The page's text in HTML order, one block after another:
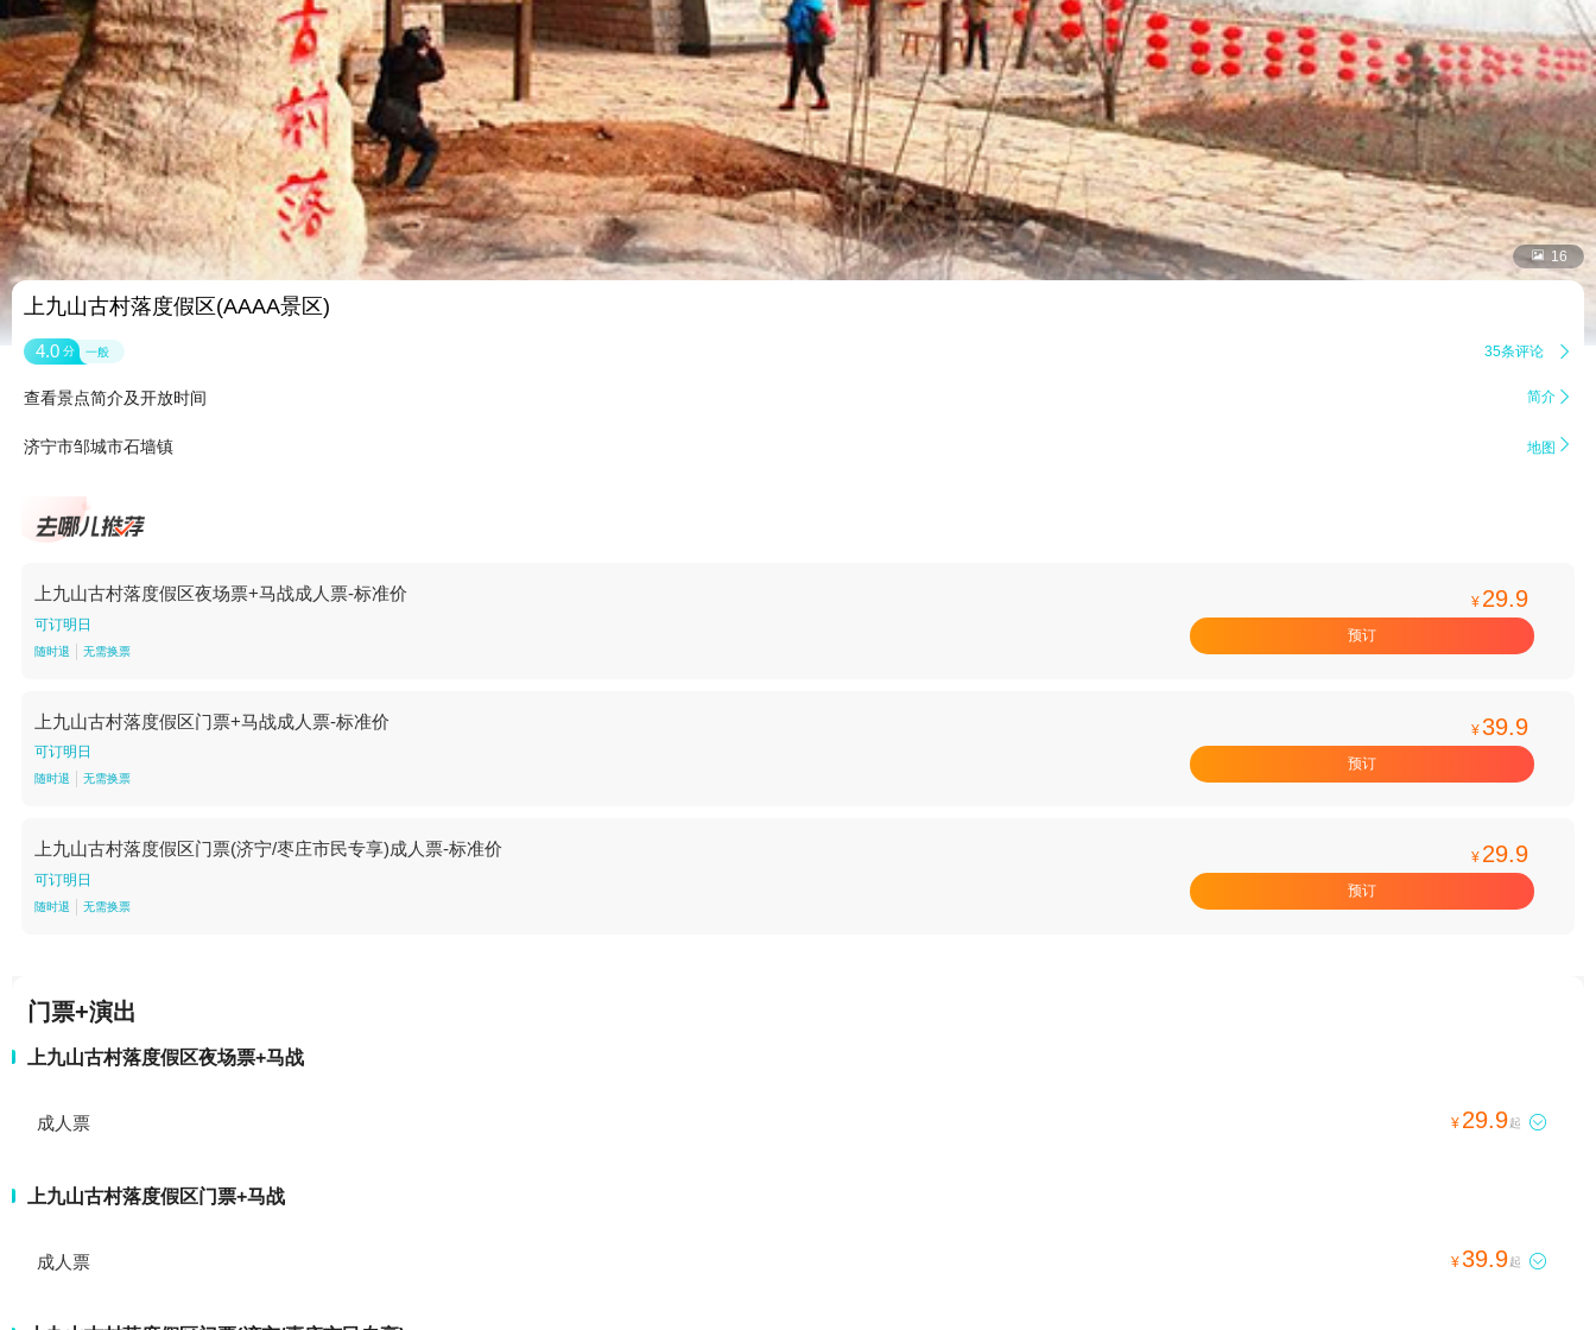
 16
上九山古村落度假区(AAAA景区)
4.0 分 一般 35条评论 
查看景点简介及开放时间 简介 
济宁市邹城市石墙镇 地图 
上九山古村落度假区夜场票+马战成人票-标准价
可订明日
随时退 无需换票
¥ 29.9
预订
上九山古村落度假区门票+马战成人票-标准价
可订明日
随时退 无需换票
¥39.9
预订
上九山古村落度假区门票(济宁/枣庄市民专享)成人票-标准价
可订明日
随时退 无需换票
¥ 29.9
预订
门票+演出
上九山古村落度假区夜场票+马战
成人票 ¥ 29.9起 
上九山古村落度假区门票+马战
成人票 ¥39.9起 